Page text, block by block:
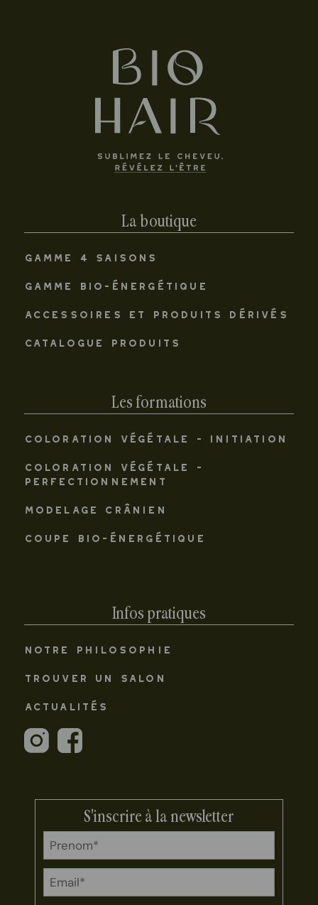
La boutique
GAMME 4 SAISONS
GAMME BIO-ÉNERGÉTIQUE
ACCESSOIRES ET PRODUITS DÉRIVÉS
CATALOGUE PRODUITS
Les formations
COLORATION VÉGÉTALE - INITIATION
COLORATION VÉGÉTALE -
PERFECTIONNEMENT
MODELAGE CRÂNIEN
COUPE BIO-ÉNERGÉTIQUE
Infos pratiques
NOTRE PHILOSOPHIE
TROUVER UN SALON
ACTUALITÉS
S'inscrire à la newsletter